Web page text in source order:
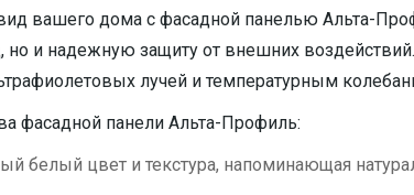
вашего дома с фасадной панелью Альта-
и надежную защиту от внешних
лучей и температурным
фасадной панели Альта-Профиль:
белый цвет и текстура, напоминающая